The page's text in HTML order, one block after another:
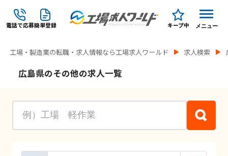
電話で応募簡単登録 キープ中 メニュー
工場・製造業の転職・求人情報なら工場求人ワールド 求人検索
広島県のその他の求人一覧